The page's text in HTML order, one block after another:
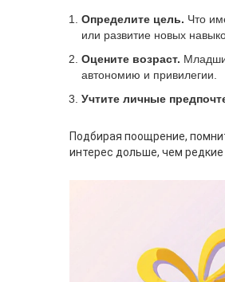
Определите цель. Что
или развитие новых
Оцените возраст.
автономию и привилегии.
Учтите личные
Подбирая поощрение,
интерес дольше, чем редкие